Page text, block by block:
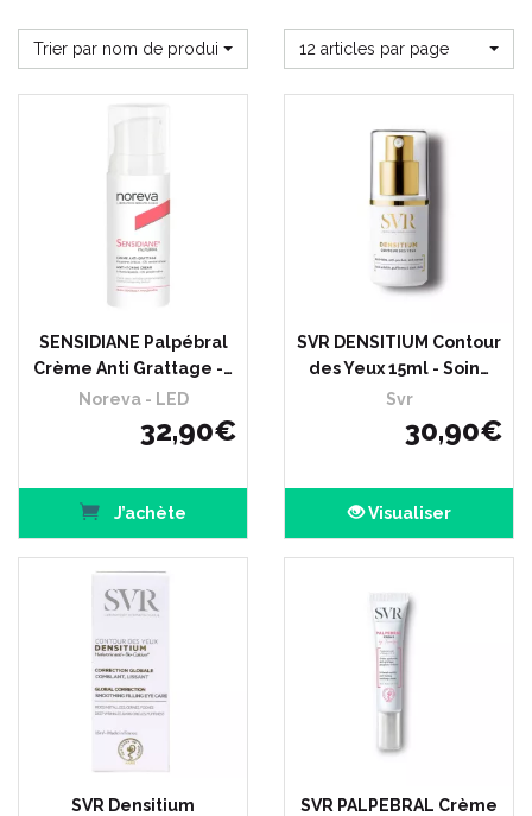
Trier par nom de produit 12 articles par page
SENSIDIANE Palpébral
Crème Anti Grattage -…
Noreva - LED
32,90€
J’achète
SVR DENSITIUM Contour
des Yeux 15ml - Soin…
Svr
30,90€
Visualiser
SVR Densitium
SVR PALPEBRAL Crème